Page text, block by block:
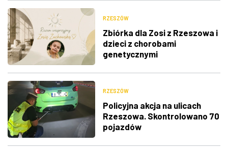
RZESZÓW
Zbiórka dla Zosi z Rzeszowa i
dzieci z chorobami
genetycznymi
RZESZÓW
Policyjna akcja na ulicach
Rzeszowa. Skontrolowano 70
pojazdów